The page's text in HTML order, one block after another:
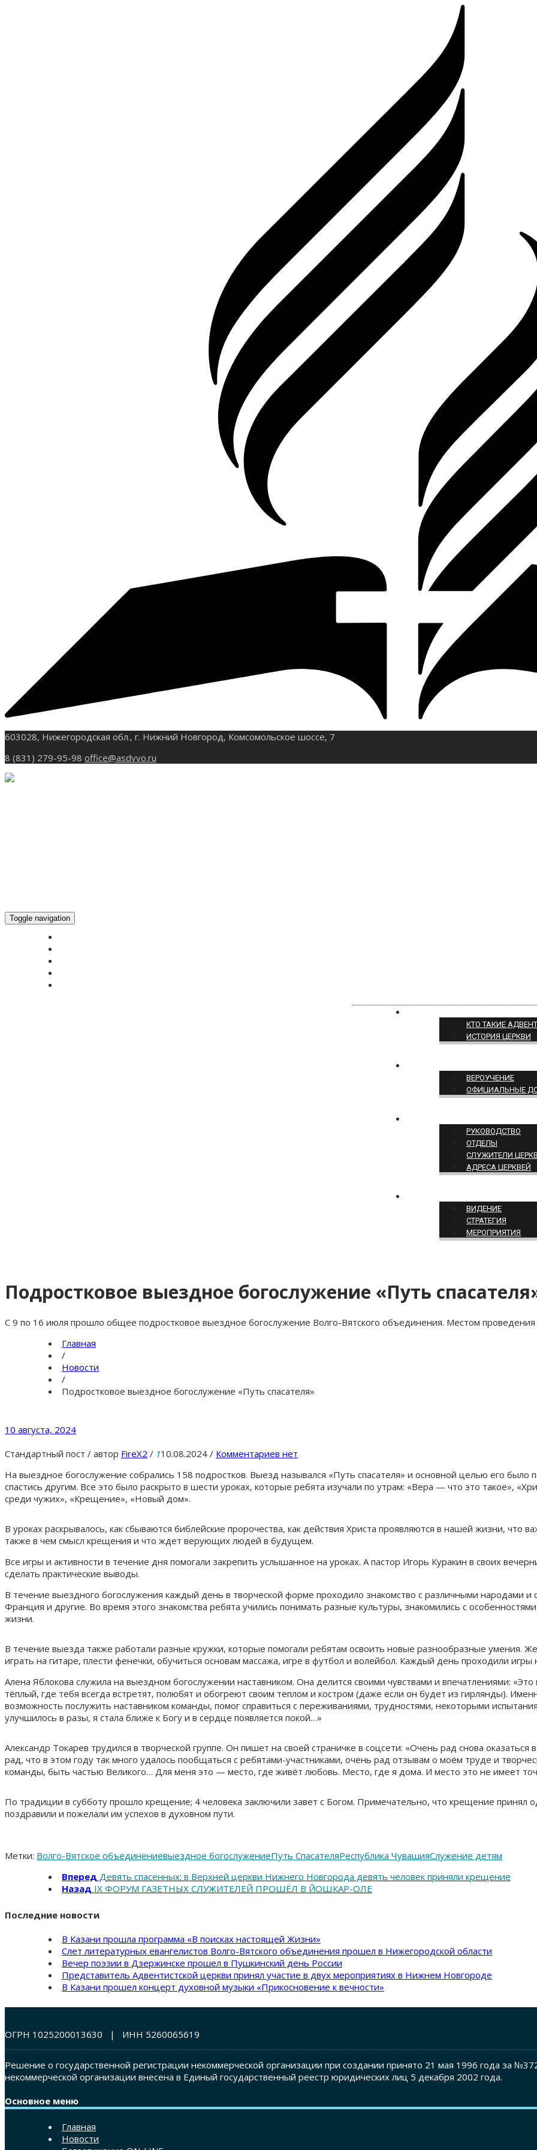
603028, Нижегородская обл., г. Нижний Новгород, Комсомольское шоссе, 7
8 (831) 279-95-98 office@asdvvo.ru
Toggle navigation
КТО ТАКИЕ
ИСТОРИЯ ЦЕРКВИ
ВЕРОУЧЕНИЕ
ОФИЦИАЛЬНЫЕ
РУКОВОДСТВО
ОТДЕЛЫ
СЛУЖИТЕЛИ
АДРЕСА ЦЕРКВЕЙ
ВИДЕНИЕ
СТРАТЕГИЯ
МЕРОПРИЯТИЯ
Подростковое выездное богослужение «Путь
С 9 по 16 июля прошло общее подростковое выездное богослужение Волго-Вятского объединения. Местом проведения
Главная
/
Новости
/
Подростковое выездное богослужение «Путь спасателя»
10 августа, 2024
Стандартный пост / автор FireX2 / 110.08.2024 / Комментариев нет
На выездное богослужение собрались 158 подростков. Выезд назывался «Путь спасателя» и основной целью его было
спастись другим. Все это было раскрыто в шести уроках, которые ребята изучали по утрам: «Вера — что это такое»,
среди чужих», «Крещение», «Новый дом».
В уроках раскрывалось, как сбываются библейские пророчества, как действия Христа проявляются в нашей жизни,
также в чем смысл крещения и что ждет верующих людей в будущем.
Все игры и активности в течение дня помогали закрепить услышанное на уроках. А пастор Игорь Куракин в своих
сделать практические выводы.
В течение выездного богослужения каждый день в творческой форме проходило знакомство с различными народами
Франция и другие. Во время этого знакомства ребята учились понимать разные культуры, знакомились с
жизни.
В течение выезда также работали разные кружки, которые помогали ребятам освоить новые разнообразные умения.
играть на гитаре, плести фенечки, обучиться основам массажа, игре в футбол и волейбол. Каждый день проходили игры
Алена Яблокова служила на выездном богослужении наставником. Она делится своими чувствами и впечатлениями:
тёплый, где тебя всегда встретят, полюбят и обогреют своим теплом и костром (даже если он будет из гирлянды).
возможность послужить наставником команды, помог справиться с переживаниями, трудностями, некоторыми
улучшилось в разы, я стала ближе к Богу и в сердце появляется покой…»
Александр Токарев трудился в творческой группе. Он пишет на своей страничке в соцсети: «Очень рад снова
рад, что в этом году так много удалось пообщаться с ребятами-участниками, очень рад отзывам о моём труде и
команды, быть частью Великого… Для меня это — место, где живёт любовь. Место, где я дома. И место это не имеет
По традиции в субботу прошло крещение; 4 человека заключили завет с Богом. Примечательно, что крещение принял
поздравили и пожелали им успехов в духовном пути.
Метки: Волго-Вятское объединениевыездное богослужениеПуть СпасателяРеспублика ЧувашияСлужение детям
Вперед Девять спасенных: в Верхней церкви Нижнего Новгорода девять человек приняли крещение
Назад IX ФОРУМ ГАЗЕТНЫХ СЛУЖИТЕЛЕЙ ПРОШЁЛ В ЙОШКАР-ОЛЕ
Последние новости
В Казани прошла программа «В поисках настоящей Жизни»
Слет литературных евангелистов Волго-Вятского объединения прошел в Нижегородской области
Вечер поэзии в Дзержинске прошел в Пушкинский день России
Представитель Адвентистской церкви принял участие в двух мероприятиях в Нижнем Новгороде
В Казани прошел концерт духовной музыки «Прикосновение к вечности»
ОГРН 1025200013630 | ИНН 5260065619
Решение о государственной регистрации некоммерческой организации при создании принято 21 мая 1996 года за
некоммерческой организации внесена в Единый государственный реестр юридических лиц 5 декабря 2002 года.
Основное меню
Главная
Новости